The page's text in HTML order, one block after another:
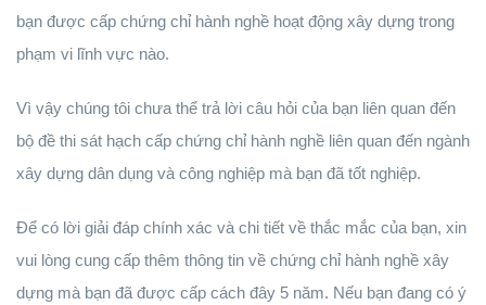
bạn được cấp chứng chỉ hành nghề hoạt động xây dựng trong
phạm vi lĩnh vực nào.
Vì vậy chúng tôi chưa thể trả lời câu hỏi của bạn liên quan đến
bộ đề thi sát hạch cấp chứng chỉ hành nghề liên quan đến ngành
xây dựng dân dụng và công nghiệp mà bạn đã tốt nghiệp.
Để có lời giải đáp chính xác và chi tiết về thắc mắc của bạn, xin
vui lòng cung cấp thêm thông tin về chứng chỉ hành nghề xây
dựng mà bạn đã được cấp cách đây 5 năm. Nếu bạn đang có ý